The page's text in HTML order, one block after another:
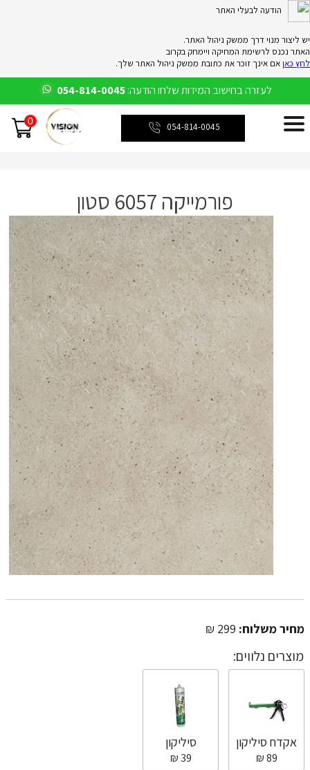
הודעה לבעלי האתר
יש ליצור מנוי דרך ממשק ניהול האתר.
האתר נכנס לרשימת המחיקה ויימחק בקרוב
לחץ כאןאם אינך זוכר את כתובת ממשק ניהול האתר שלך.
לעזרה בחישוב המידות שלחו הודעה:054-814-0045
054-814-0045
0
פורמייקה 6057 סטון
מחיר משלוח: 299 ₪
מוצרים נלווים:
אקדח סיליקון
89 ₪
סיליקון
39 ₪